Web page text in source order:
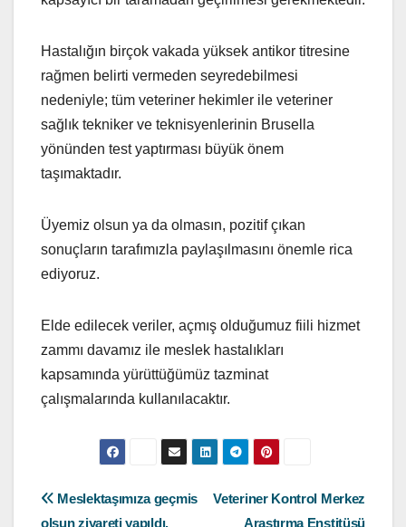
Hastalığın birçok vakada yüksek antikor titresine
rağmen belirti vermeden seyredebilmesi
nedeniyle; tüm veteriner hekimler ile veteriner
sağlık tekniker ve teknisyenlerinin Brusella
yönünden test yaptırması büyük önem
taşımaktadır.
Üyemiz olsun ya da olmasın, pozitif çıkan
sonuçların tarafımızla paylaşılmasını önemle rica
ediyoruz.
Elde edilecek veriler, açmış olduğumuz fiili hizmet
zammı davamız ile meslek hastalıkları
kapsamında yürüttüğümüz tazminat
çalışmalarında kullanılacaktır.
Yazı
Veteriner Kontrol Merkez
Araştırma Enstitüsü
Meslektaşımıza geçmis
olsun ziyareti yapıldı.